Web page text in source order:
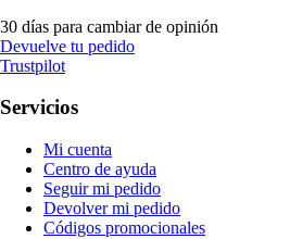
30 días para cambiar de opinión
Devuelve tu pedido
Trustpilot
Servicios
Mi cuenta
Centro de ayuda
Seguir mi pedido
Devolver mi pedido
Códigos promocionales